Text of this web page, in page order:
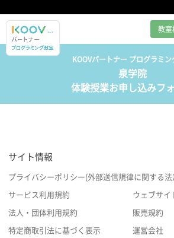
教室
プログラミング教室とは
カリキュラム紹介
サポート
KOOVパートナー プログラミン
泉学院
体験授業お申し込みフ
サイト情報
プライバシーポリシー(外部送信規律に関する法
サービス利用規約 ウェブサイ
法人・団体利用規約 販売規約
特定商取引法に基づく表示 運営会社